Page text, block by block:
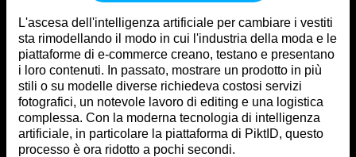
L'ascesa dell'intelligenza artificiale per cambiare i vestiti
sta rimodellando il modo in cui l'industria della moda e le
piattaforme di e-commerce creano, testano e presentano
i loro contenuti. In passato, mostrare un prodotto in più
stili o su modelle diverse richiedeva costosi servizi
fotografici, un notevole lavoro di editing e una logistica
complessa. Con la moderna tecnologia di intelligenza
artificiale, in particolare la piattaforma di PiktID, questo
processo è ora ridotto a pochi secondi.